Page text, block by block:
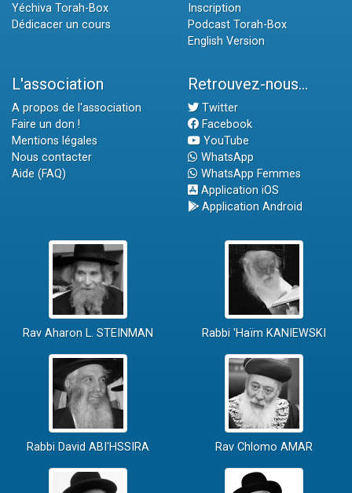
Yéchiva Torah-Box
Dédicacer un cours
Inscription
Podcast Torah-Box
English Version
L'association
A propos de l'association
Faire un don !
Mentions légales
Nous contacter
Aide (FAQ)
Retrouvez-nous...
Twitter
Facebook
YouTube
WhatsApp
WhatsApp Femmes
Application iOS
Application Android
Rav Aharon L. STEINMAN Rabbi 'Haïm KANIEWSKI
Rabbi David ABI'HSSIRA Rav Chlomo AMAR